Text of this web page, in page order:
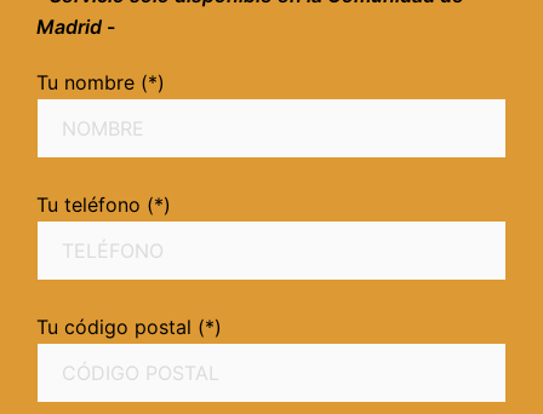
Madrid -
Tu nombre (*)
Tu teléfono (*)
Tu código postal (*)